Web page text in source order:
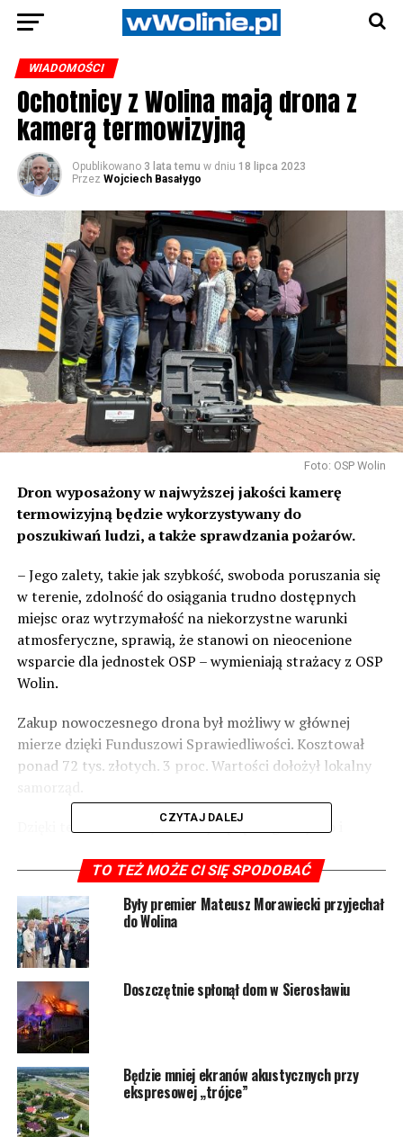
WIADOMOŚCI
Ochotnicy z Wolina mają drona z
kamerą termowizyjną
Opublikowano 3 lata temu w dniu 18 lipca 2023
Przez Wojciech Basałygo
Foto: OSP Wolin
Dron wyposażony w najwyższej jakości kamerę
termowizyjną będzie wykorzystywany do
poszukiwań ludzi, a także sprawdzania pożarów.
– Jego zalety, takie jak szybkość, swoboda poruszania się
w terenie, zdolność do osiągania trudno dostępnych
miejsc oraz wytrzymałość na niekorzystne warunki
atmosferyczne, sprawią, że stanowi on nieocenione
wsparcie dla jednostek OSP – wymieniają strażacy z OSP
Wolin.
Zakup nowoczesnego drona był możliwy w głównej
mierze dzięki Funduszowi Sprawiedliwości. Kosztował
ponad 72 tys. złotych. 3 proc. Wartości dołożył lokalny
Dzięki temu dronowi, strażacy będą mogli szybko i
przyczyniając się do zwiększenia bezpieczeństwa
mieszkańców powiatu kamieńskiego.
2065 odsłon
POWIĄZANE TEMATY:
NASTĘPNY
Na wolińskiej plaży wysypano morski piasek, a to nie
koniec
NIE PRZEGAP
Samochód zapalił się podczas jazdy
CZYTAJ DALEJ
TO TEŻ MOŻE CI SIĘ SPODOBAĆ
Były premier Mateusz Morawiecki przyjechał
do Wolina
Doszczętnie spłonął dom w Sierosławiu
Będzie mniej ekranów akustycznych przy
ekspresowej „trójce”